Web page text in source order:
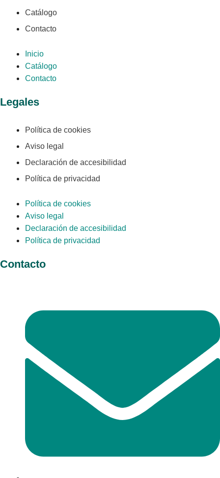
Catálogo
Contacto
Inicio
Catálogo
Contacto
Legales
Política de cookies
Aviso legal
Declaración de accesibilidad
Política de privacidad
Política de cookies
Aviso legal
Declaración de accesibilidad
Política de privacidad
Contacto